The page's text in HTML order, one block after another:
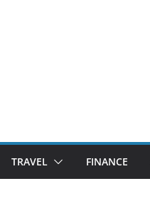
TRAVEL FINANCE